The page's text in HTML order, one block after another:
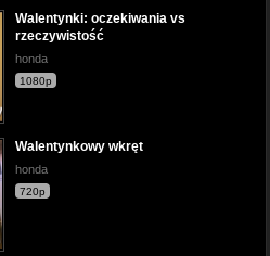
Walentynki: oczekiwania vs
rzeczywistość
honda
1080p
Walentynkowy wkręt
honda
720p